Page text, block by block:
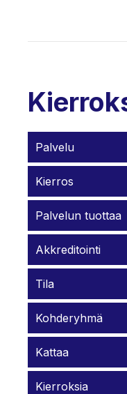
Palvelu
Kierros
Palvelun tuottaa
Akkreditointi
Tila
Kohderyhmä
Kattaa
Kierroksia